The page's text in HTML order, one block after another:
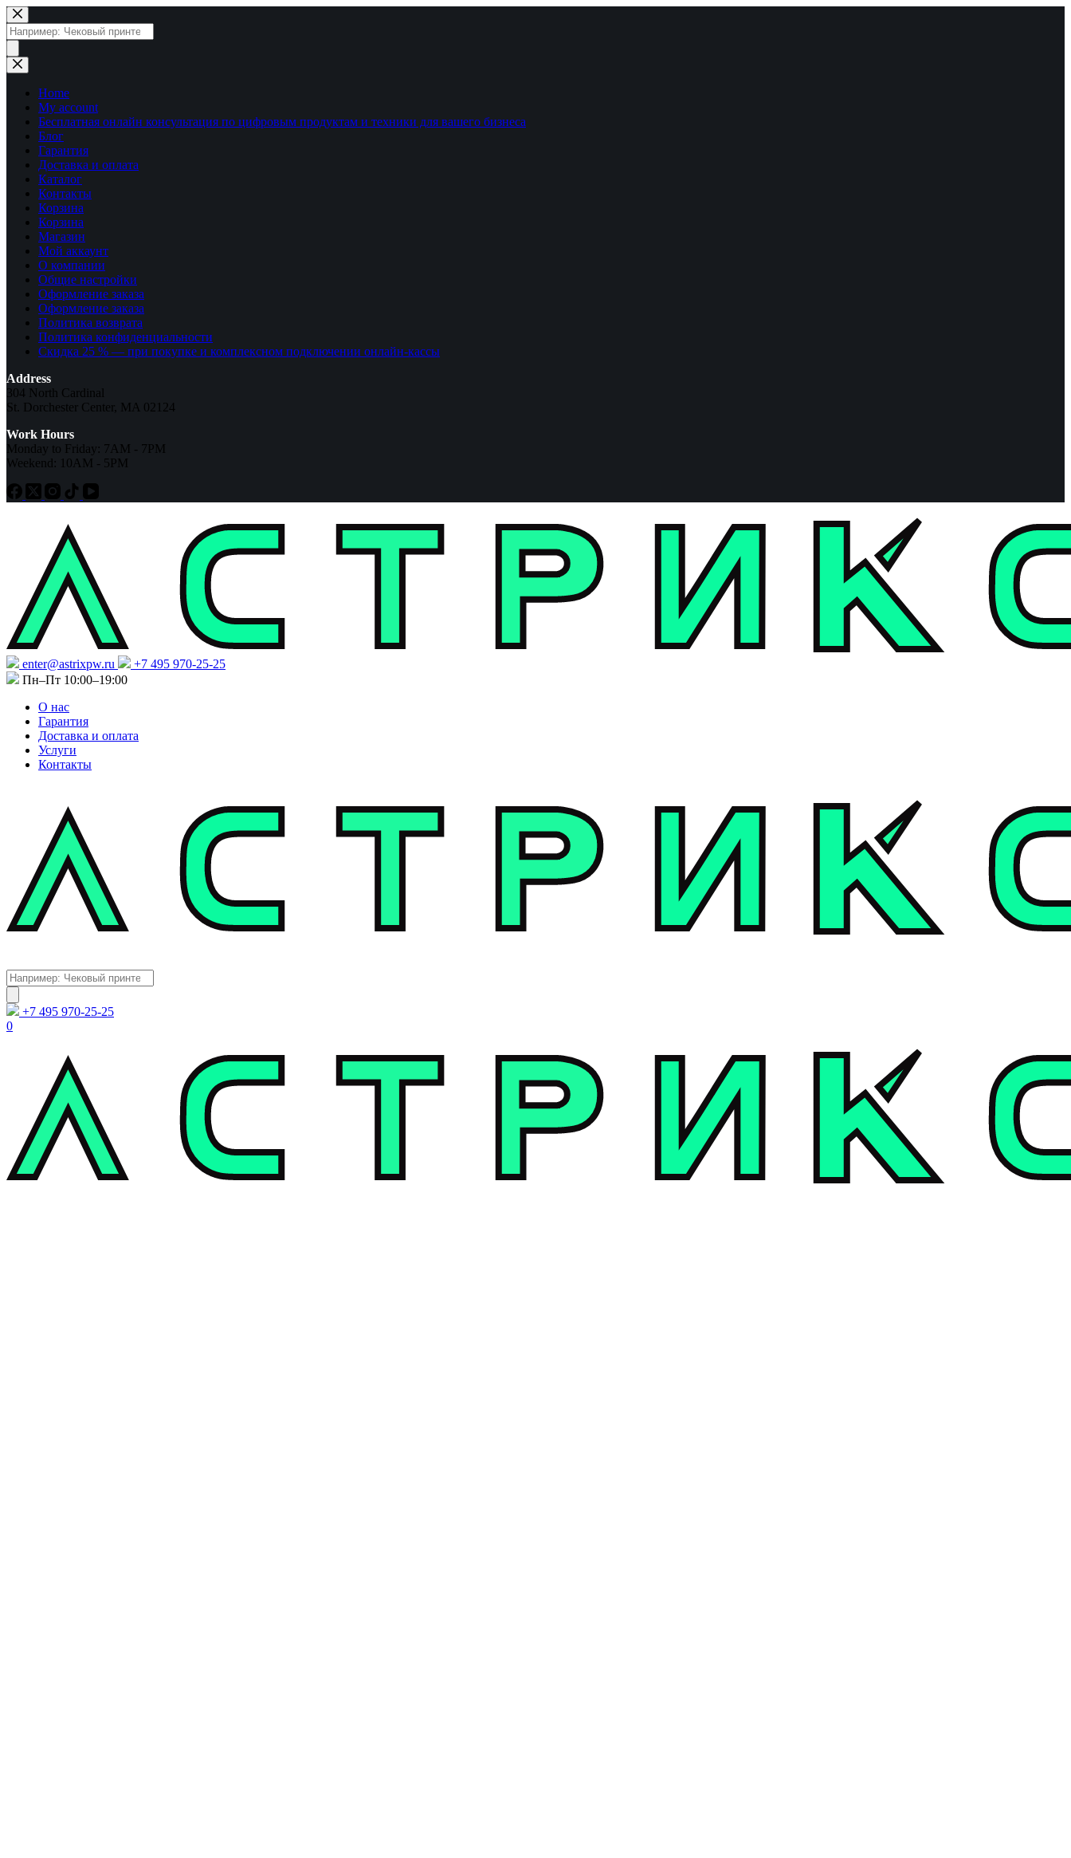
Перейти
к
сути
Поиск
товаров
Home
My account
Бесплатная онлайн консультация по цифровым продуктам и техники для вашего бизнеса
Блог
Гарантия
Доставка и оплата
Каталог
Контакты
Корзина
Корзина
Магазин
Мой аккаунт
О компании
Общие настройки
Оформление заказа
Оформление заказа
Политика возврата
Политика конфиденциальности
Скидка 25 % — при покупке и комплексном подключении онлайн-кассы
Address
304 North Cardinal
St. Dorchester Center, MA 02124
Work Hours
Monday to Friday: 7AM - 7PM
Weekend: 10AM - 5PM
enter@astrixpw.ru
+7 495 970-25-25
Пн–Пт 10:00–19:00
О нас
Гарантия
Доставка и оплата
Услуги
Контакты
Поиск
товаров
+7 495 970-25-25
0